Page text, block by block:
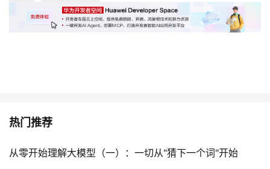
热门推荐
从零开始理解大模型（一）：一切从"猜下一个词"开始